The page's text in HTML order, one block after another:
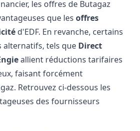
les offres de Butagaz
que les offres
d'EDF. En revanche, certains
tels que Direct
allient réductions tarifaires
faisant forcément
Retrouvez ci-dessous les
des fournisseurs